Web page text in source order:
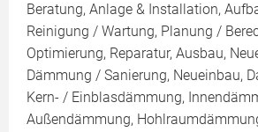
Beratung, Anlage & Installation,
Reinigung / Wartung, Planung /
Optimierung, Reparatur, Ausbau,
Dämmung / Sanierung, Neueinbau,
Kern- / Einblasdämmung,
Außendämmung,